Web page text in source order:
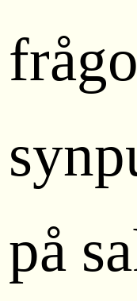
på